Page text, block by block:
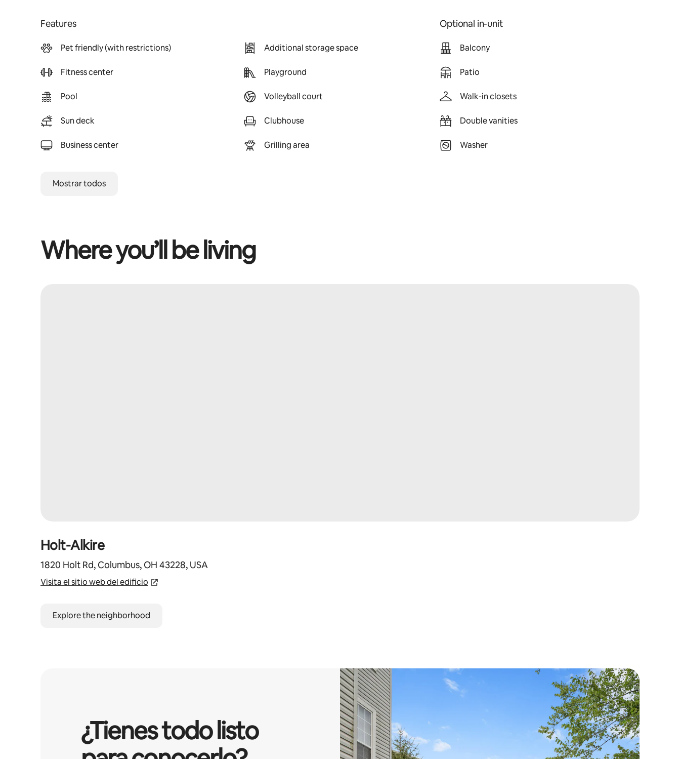
Features
Pet friendly (with restrictions)
Fitness center
Pool
Sun deck
Business center
Additional storage space
Playground
Volleyball court
Clubhouse
Grilling area
Optional in-unit
Balcony
Patio
Walk-in closets
Double vanities
Washer
Mostrar todos
Where you’ll be living
Holt-Alkire
1820 Holt Rd, Columbus, OH 43228, USA
Visita el sitio web del edificio
Explore the neighborhood
¿Tienes todo listo